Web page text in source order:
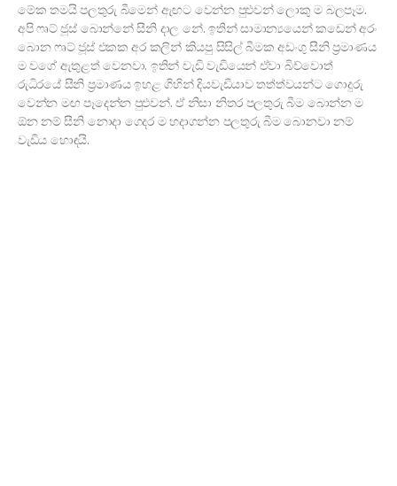
මේක තමයි පලතුරු බීමෙන් ඇඟට වෙන්න පුළුවන් ලොකු ම බලපෑම.
අපි ෆෘට් ජූස් බොන්නේ සීනි දාල නේ. ඉතින් සාමාන්‍යයෙන් කඩෙන් අරං
බොන ෆෘට් ජූස් එකක අර කලින් කියපු සිසිල් බීමක අඩංගු සීනි ප්‍රමාණය
ම වගේ ඇතුළත් වෙනවා. ඉතින් වැඩි වැඩියෙන් ඒවා බිව්වොත්
රුධිරයේ සීනි ප්‍රමාණය ඉහළ ගිහින් දියවැඩියාව තත්ත්වයන්ට ගොදුරු
වෙන්න මඟ පෑදෙන්න පුළුවන්. ඒ නිසා නිතර පලතුරු බීම බොන්න ම
ඕන නම් සීනි නොදා ගෙදර ම හදාගන්න පලතුරු බීම බොනවා නම්
වැඩිය හොඳයි.